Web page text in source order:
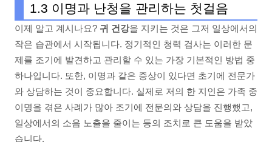
1.3 이명과 난청을 관리하는 첫걸음
이제 알고 계시나요? 귀 건강을 지키는 것은 그저 일상에서의
작은 습관에서 시작됩니다. 정기적인 청력 검사는 이러한 문
제를 조기에 발견하고 관리할 수 있는 가장 기본적인 방법 중
하나입니다. 또한, 이명과 같은 증상이 있다면 초기에 전문가
와 상담하는 것이 중요합니다. 실제로 저의 한 지인은 가족 중
이명을 겪은 사례가 많아 조기에 전문의와 상담을 진행했고,
일상에서의 소음 노출을 줄이는 등의 조치로 큰 도움을 받았
습니다.